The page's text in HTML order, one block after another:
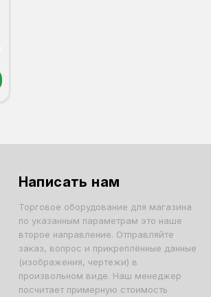
Написать нам
Торговое оборудование для магазина
по указанным параметрам это наше
второе направление. Отправляйте
заказ, вопрос и прикреплённые данные
(изображения, чертежи) в
произвольном виде. Наш менеджер
посчитает примерную стоимость